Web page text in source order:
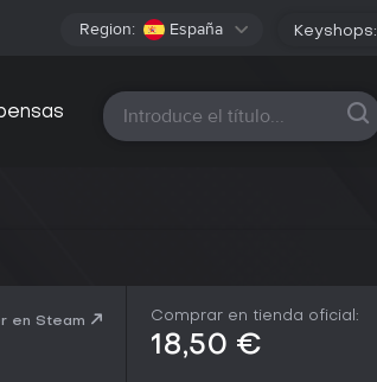
Region: España Keyshops:
Todas las plataformas
en Steam Comprar en tienda oficial:
18,50 €